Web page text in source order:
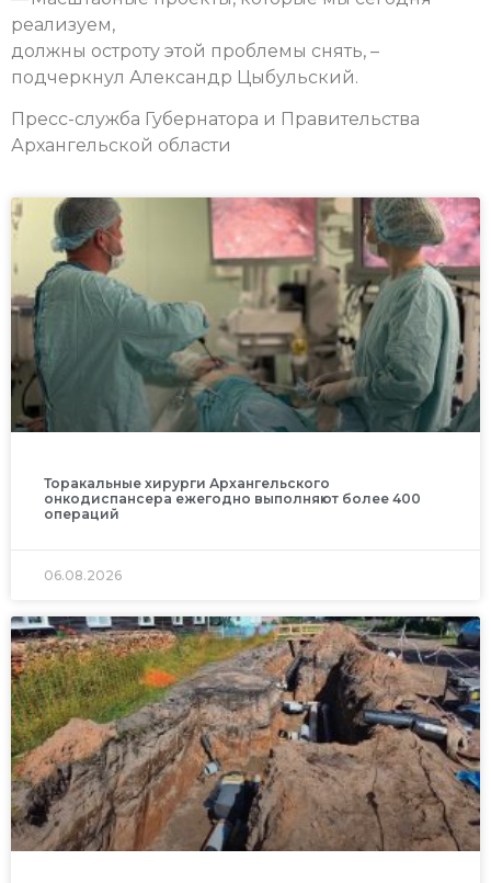
реализуем,
должны остроту этой проблемы снять, –
подчеркнул Александр Цыбульский.
Пресс-служба Губернатора и Правительства
Архангельской области
Торакальные хирурги Архангельского
онкодиспансера ежегодно выполняют более 400
операций
06.08.2026